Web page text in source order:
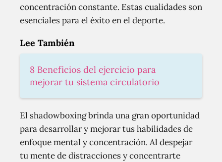
concentración constante. Estas cualidades son
esenciales para el éxito en el deporte.
Lee También
8 Beneficios del ejercicio para
mejorar tu sistema circulatorio
El shadowboxing brinda una gran oportunidad
para desarrollar y mejorar tus habilidades de
enfoque mental y concentración. Al despejar
tu mente de distracciones y concentrarte